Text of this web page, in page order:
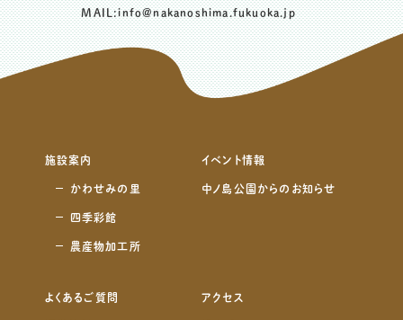
MAIL:info@nakanoshima.fukuoka.jp
施設案内
かわせみの里
四季彩館
農産物加工所
イベント情報
中ノ島公園からのお知らせ
よくあるご質問 アクセス